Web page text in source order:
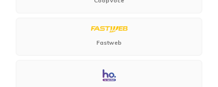
Fastweb